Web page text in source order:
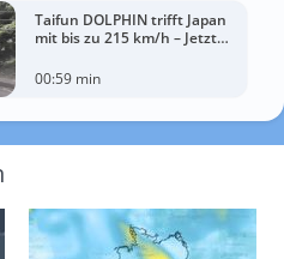
Taifun DOLPHIN trifft Japan
mit bis zu 215 km/h – Jetzt
00:59 min